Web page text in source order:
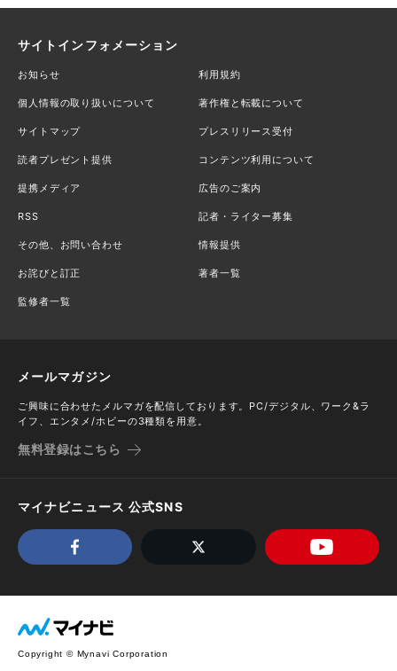
サイトインフォメーション
お知らせ 利用規約
個人情報の取り扱いについて 著作権と転載について
サイトマップ プレスリリース受付
読者プレゼント提供 コンテンツ利用について
提携メディア 広告のご案内
RSS 記者・ライター募集
その他、お問い合わせ 情報提供
お詫びと訂正 著者一覧
監修者一覧
メールマガジン
ご興味に合わせたメルマガを配信しております。PC/デジタル、ワーク&ラ
イフ、エンタメ/ホビーの3種類を用意。
無料登録はこちら
マイナビニュース 公式SNS
Copyright © Mynavi Corporation